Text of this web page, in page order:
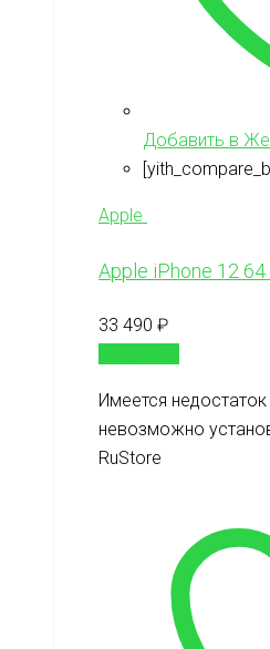
Добавить в
Apple
Apple iPhone 12 64
33 490 ₽
Имеется
невозможно
RuStore